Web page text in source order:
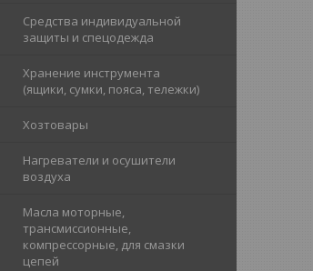
Средства индивидуальной
защиты и спецодежда
Хранение инструмента
(ящики, сумки, пояса, тележки)
Хозтовары
Нагреватели и осушители
воздуха
Масла моторные,
трансмиссионные,
компрессорные, для смазки
цепей